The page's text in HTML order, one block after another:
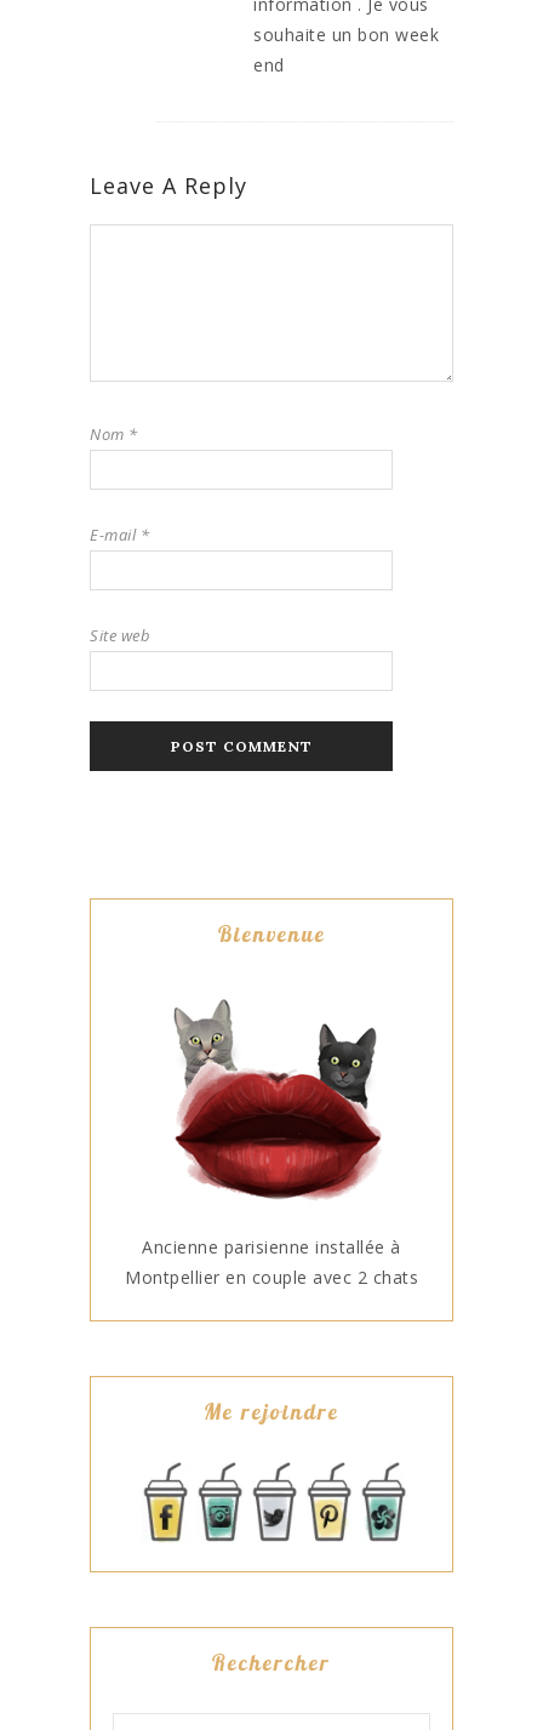
souhaite un bon week
end
Leave A Reply
Nom *
E-mail *
Site web
Bienvenue
Ancienne parisienne installée à
Montpellier en couple avec 2 chats
Me rejoindre
Rechercher